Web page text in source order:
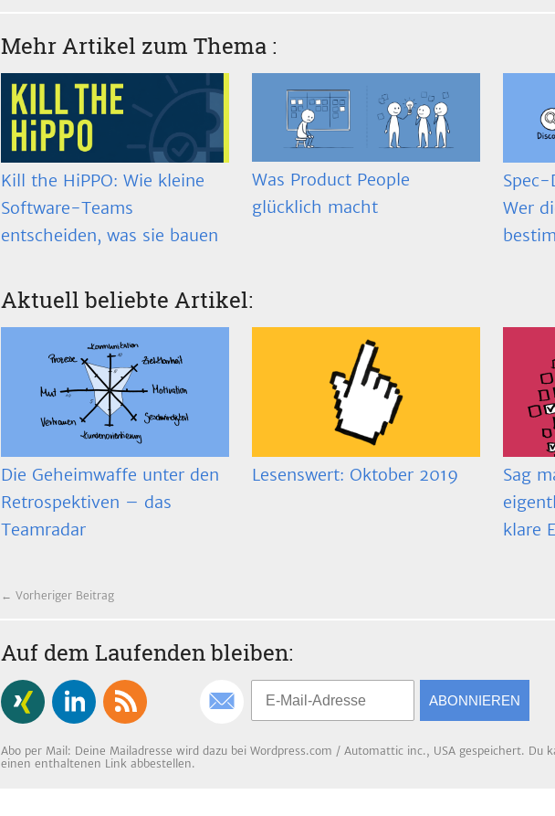
Mehr Artikel zum Thema :
Kill the HiPPO: Wie kleine
Software-Teams
entscheiden, was sie bauen
Was Product People
glücklich macht
Wer
Aktuell beliebte Artikel:
Die Geheimwaffe unter den
Retrospektiven – das
Teamradar
Lesenswert: Oktober 2019
Sag
klare
← Vorheriger Beitrag
Auf dem Laufenden bleiben:
ABONNIEREN
Abo per Mail: Deine Mailadresse wird dazu bei Wordpress.com / Automattic inc., USA gespeichert. Du
einen enthaltenen Link abbestellen.